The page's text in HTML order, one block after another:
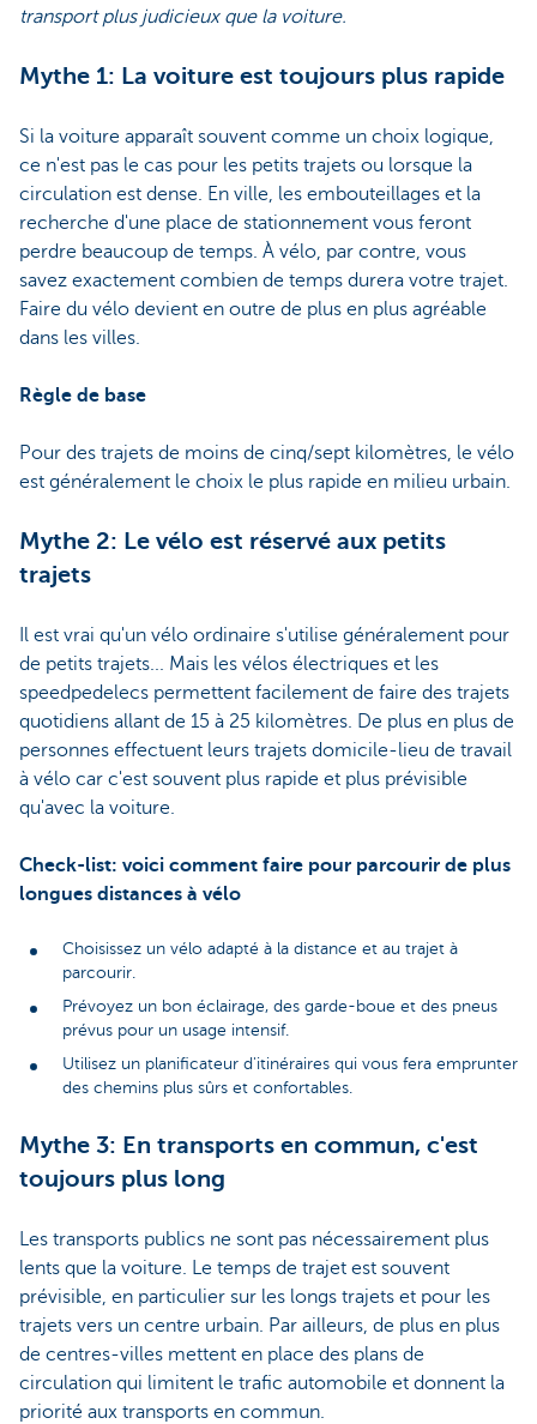
transport plus judicieux que la voiture.
Mythe 1: La voiture est toujours plus rapide
Si la voiture apparaît souvent comme un choix logique,
ce n'est pas le cas pour les petits trajets ou lorsque la
circulation est dense. En ville, les embouteillages et la
recherche d'une place de stationnement vous feront
perdre beaucoup de temps. À vélo, par contre, vous
savez exactement combien de temps durera votre trajet.
Faire du vélo devient en outre de plus en plus agréable
dans les villes.
Règle de base
Pour des trajets de moins de cinq/sept kilomètres, le vélo
est généralement le choix le plus rapide en milieu urbain.
Mythe 2: Le vélo est réservé aux petits
trajets
Il est vrai qu'un vélo ordinaire s'utilise généralement pour
de petits trajets... Mais les vélos électriques et les
speedpedelecs permettent facilement de faire des trajets
quotidiens allant de 15 à 25 kilomètres. De plus en plus de
personnes effectuent leurs trajets domicile-lieu de travail
à vélo car c'est souvent plus rapide et plus prévisible
qu'avec la voiture.
Check-list: voici comment faire pour parcourir de plus
longues distances à vélo
Choisissez un vélo adapté à la distance et au trajet à
parcourir.
Prévoyez un bon éclairage, des garde-boue et des pneus
prévus pour un usage intensif.
Utilisez un planificateur d'itinéraires qui vous fera emprunter
des chemins plus sûrs et confortables.
Mythe 3: En transports en commun, c'est
toujours plus long
Les transports publics ne sont pas nécessairement plus
lents que la voiture. Le temps de trajet est souvent
prévisible, en particulier sur les longs trajets et pour les
trajets vers un centre urbain. Par ailleurs, de plus en plus
de centres-villes mettent en place des plans de
circulation qui limitent le trafic automobile et donnent la
priorité aux transports en commun.